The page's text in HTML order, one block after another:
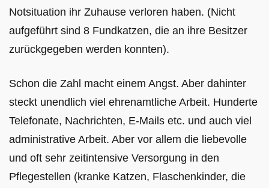
Notsituation ihr Zuhause verloren haben. (Nicht
aufgeführt sind 8 Fundkatzen, die an ihre Besitzer
zurückgegeben werden konnten).
Schon die Zahl macht einem Angst. Aber dahinter
steckt unendlich viel ehrenamtliche Arbeit. Hunderte
Telefonate, Nachrichten, E-Mails etc. und auch viel
administrative Arbeit. Aber vor allem die liebevolle
und oft sehr zeitintensive Versorgung in den
Pflegestellen (kranke Katzen, Flaschenkinder, die